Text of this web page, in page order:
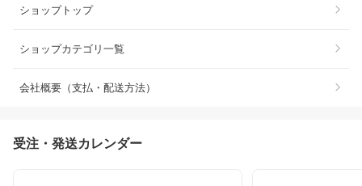
ショップトップ
ショップカテゴリ一覧
会社概要（支払・配送方法）
受注・発送カレンダー